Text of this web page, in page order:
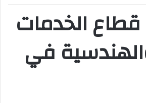
الخدمات
في